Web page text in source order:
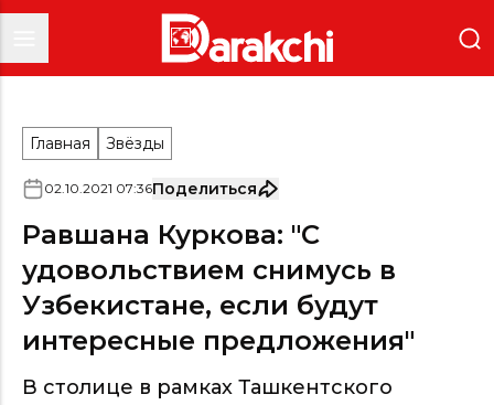
Главная Звёзды
02.10.2021 07:36Поделиться
Равшана Куркова: "С
удовольствием снимусь в
Узбекистане, если будут
интересные предложения"
В столице в рамках Ташкентского